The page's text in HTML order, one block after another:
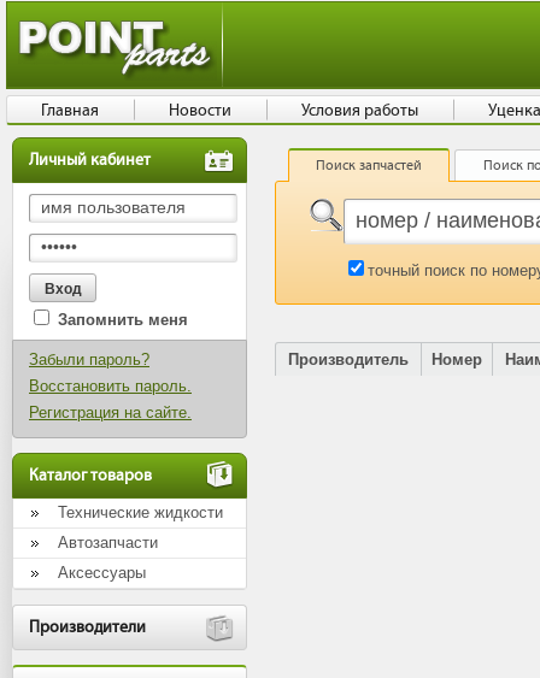
Личный кабинет
Запомнить меня
Забыли пароль?
Восстановить пароль.
Регистрация на сайте.
Каталог товаров
Технические жидкости
Автозапчасти
Аксессуары
Производители
Поиск запчастей Поиск
точный поиск по
Производитель Номер
Главная Новости Условия работы